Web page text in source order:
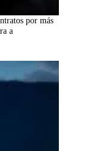
por más
a